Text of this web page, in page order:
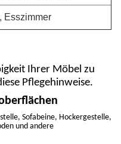
Esszimmer
Ihrer Möbel zu
Pflegehinweise.
Sofabeine, Hockergestelle,
und andere